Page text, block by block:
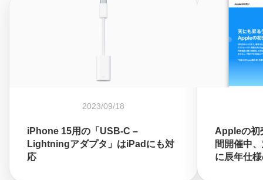
2023/09/18
iPhone 15用の「USB-C –
Lightningアダプタ」はiPadにも対
応
Appleの初
間開催中
に辰年仕